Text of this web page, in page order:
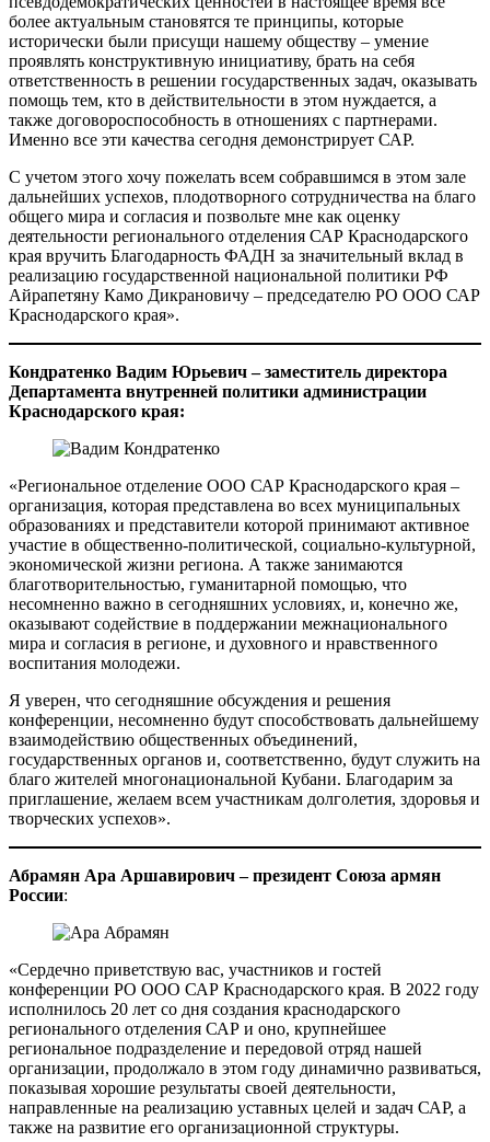
более актуальным становятся те принципы, которые
исторически были присущи нашему обществу – умение
проявлять конструктивную инициативу, брать на себя
ответственность в решении государственных задач, оказывать
помощь тем, кто в действительности в этом нуждается, а
также договороспособность в отношениях с партнерами.
Именно все эти качества сегодня демонстрирует САР.
С учетом этого хочу пожелать всем собравшимся в этом зале
дальнейших успехов, плодотворного сотрудничества на благо
общего мира и согласия и позвольте мне как оценку
деятельности регионального отделения САР Краснодарского
края вручить Благодарность ФАДН за значительный вклад в
реализацию государственной национальной политики РФ
Айрапетяну Камо Дикрановичу – председателю РО ООО САР
Краснодарского края».
Кондратенко Вадим Юрьевич – заместитель директора
Департамента внутренней политики администрации
Краснодарского края:
«Региональное отделение ООО САР Краснодарского края –
организация, которая представлена во всех муниципальных
образованиях и представители которой принимают активное
участие в общественно-политической, социально-культурной,
экономической жизни региона. А также занимаются
благотворительностью, гуманитарной помощью, что
несомненно важно в сегодняшних условиях, и, конечно же,
оказывают содействие в поддержании межнационального
мира и согласия в регионе, и духовного и нравственного
воспитания молодежи.
Я уверен, что сегодняшние обсуждения и решения
конференции, несомненно будут способствовать дальнейшему
взаимодействию общественных объединений,
государственных органов и, соответственно, будут служить на
благо жителей многонациональной Кубани. Благодарим за
приглашение, желаем всем участникам долголетия, здоровья и
творческих успехов».
Абрамян Ара Аршавирович – президент Союза армян
России:
«Сердечно приветствую вас, участников и гостей
конференции РО ООО САР Краснодарского края. В 2022 году
исполнилось 20 лет со дня создания краснодарского
регионального отделения САР и оно, крупнейшее
региональное подразделение и передовой отряд нашей
организации, продолжало в этом году динамично развиваться,
показывая хорошие результаты своей деятельности,
направленные на реализацию уставных целей и задач САР, а
также на развитие его организационной структуры.